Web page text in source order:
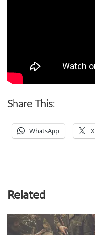
Share This:
WhatsApp X
Related